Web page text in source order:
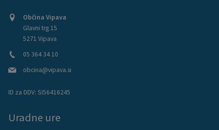
Občina Vipava
Glavni trg 15
5271 Vipava
05 364 34 10
obcina@vipava.si
ID za DDV: SI56416245
Uradne ure